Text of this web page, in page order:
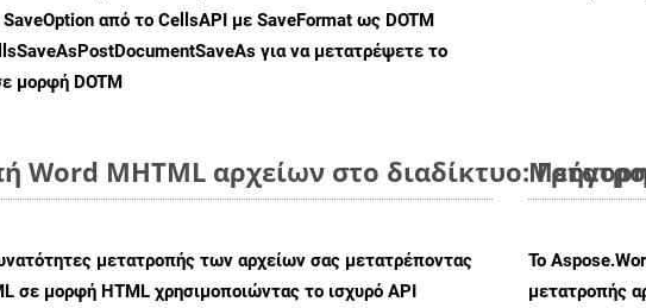
SaveOption από το CellsAPI με SaveFormat ως DOTM
για να μετατρέψετε το
μορφή DOTM
Word MHTML αρχείων στο διαδίκτυο:
μετατροπής των αρχείων σας μετατρέποντας
σε μορφή HTML χρησιμοποιώντας το ισχυρό API
Το
μετατροπής